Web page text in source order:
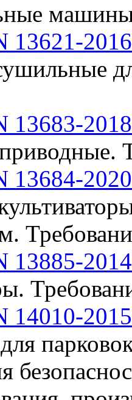
13621-2016
13683-2018
13684-2020
13885-2014
14010-2015